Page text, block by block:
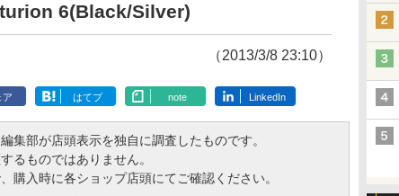
6(Black/Silver)
（2013/3/8 23:10）
ア はてブ note LinkedIn
集部が店頭表示を独自に調査したものです。
るものではありません。
購入時に各ショップ店頭にてご確認ください。